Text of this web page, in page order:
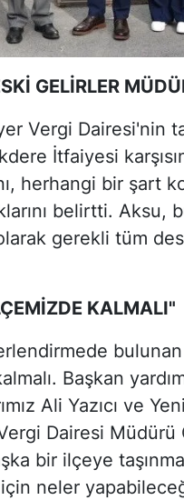
GELİRLER
Vergi Dairesi'nin
İtfaiyesi
herhangi bir şart
belirtti. Aksu,
gerekli tüm
KALMALI"
Başkan
Ali Yazıcı ve
Dairesi Müdürü
bir ilçeye
için neler